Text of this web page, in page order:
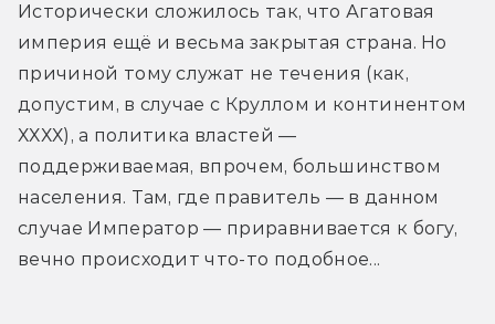
Исторически сложилось так, что Агатовая
империя ещё и весьма закрытая страна. Но
причиной тому служат не течения (как,
допустим, в случае с Круллом и континентом
ХХХХ), а политика властей —
поддерживаемая, впрочем, большинством
населения. Там, где правитель — в данном
случае Император — приравнивается к богу,
вечно происходит что-то подобное...